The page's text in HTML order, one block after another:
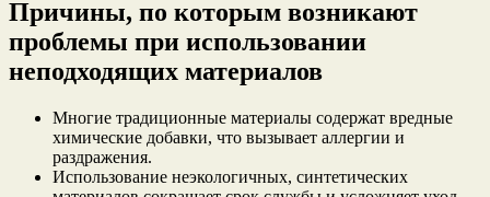
Причины, по которым возникают
проблемы при использовании
неподходящих материалов
Многие традиционные материалы содержат вредные
химические добавки, что вызывает аллергии и
раздражения.
Использование неэкологичных, синтетических